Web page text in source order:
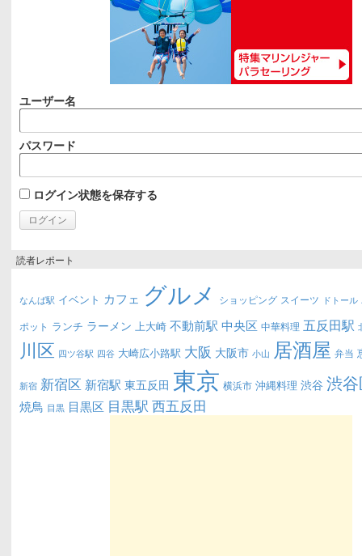
ユーザー名
パスワード
ログイン状態を保存する
読者レポート
なんば駅 イベント カフェ グルメ ショッピング スイーツ ドトール
ポット ランチ ラーメン 上大崎 不動前駅 中央区 中華料理 五反田駅
川区 四ツ谷駅 四谷 大崎広小路駅 大阪 大阪市 小山 居酒屋 弁当
新宿 新宿区 新宿駅 東五反田 東京 横浜市 沖縄料理 渋谷 渋
焼鳥 目黒 目黒区 目黒駅 西五反田